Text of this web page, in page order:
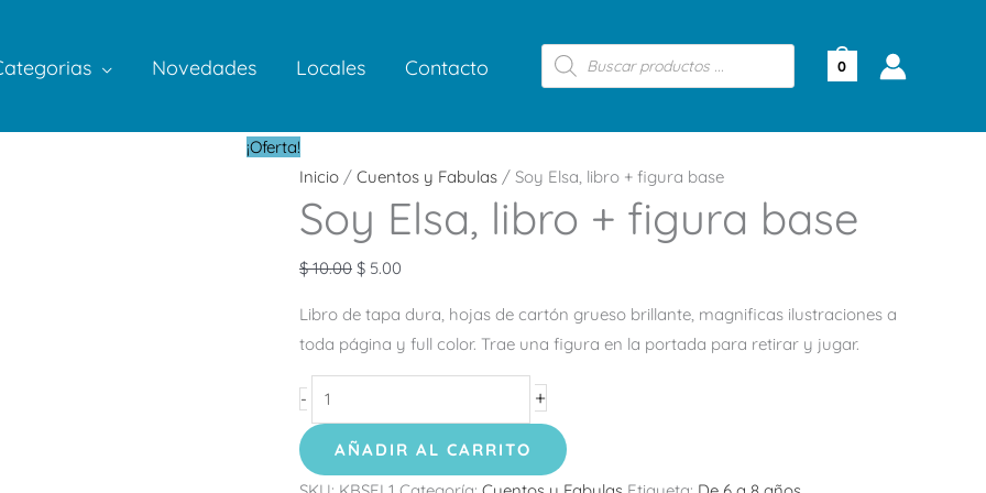
Novedades Locales Contacto
Búsqueda
de
productos
0
¡Oferta!
Inicio / Cuentos y Fabulas / Soy Elsa, libro + figura base
Soy Elsa, libro + figura base
$10.00
precio
original
era:
$ 10.00.
$ 5.00
precio
actual
es:
Libro de tapa dura, hojas de cartón grueso brillante, magnificas ilustraciones a
toda página y full color. Trae una figura en la portada para retirar y jugar.
-
Elsa,
libro
+
figura
cantidad
+
AÑADIR AL CARRITO